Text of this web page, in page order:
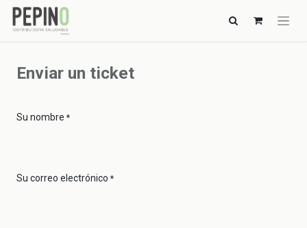
Enviar un ticket
Su nombre *
Su correo electrónico *